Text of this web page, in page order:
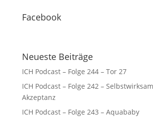
Facebook
Neueste Beiträge
ICH Podcast – Folge 244 – Tor 27
ICH Podcast – Folge 242 –
Akzeptanz
ICH Podcast – Folge 243 – Aquababy